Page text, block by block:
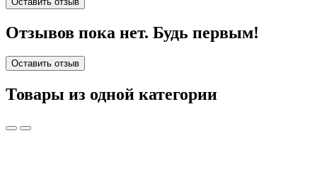
Отзывов пока нет. Будь первым!
Оставить отзыв
Товары из одной категории